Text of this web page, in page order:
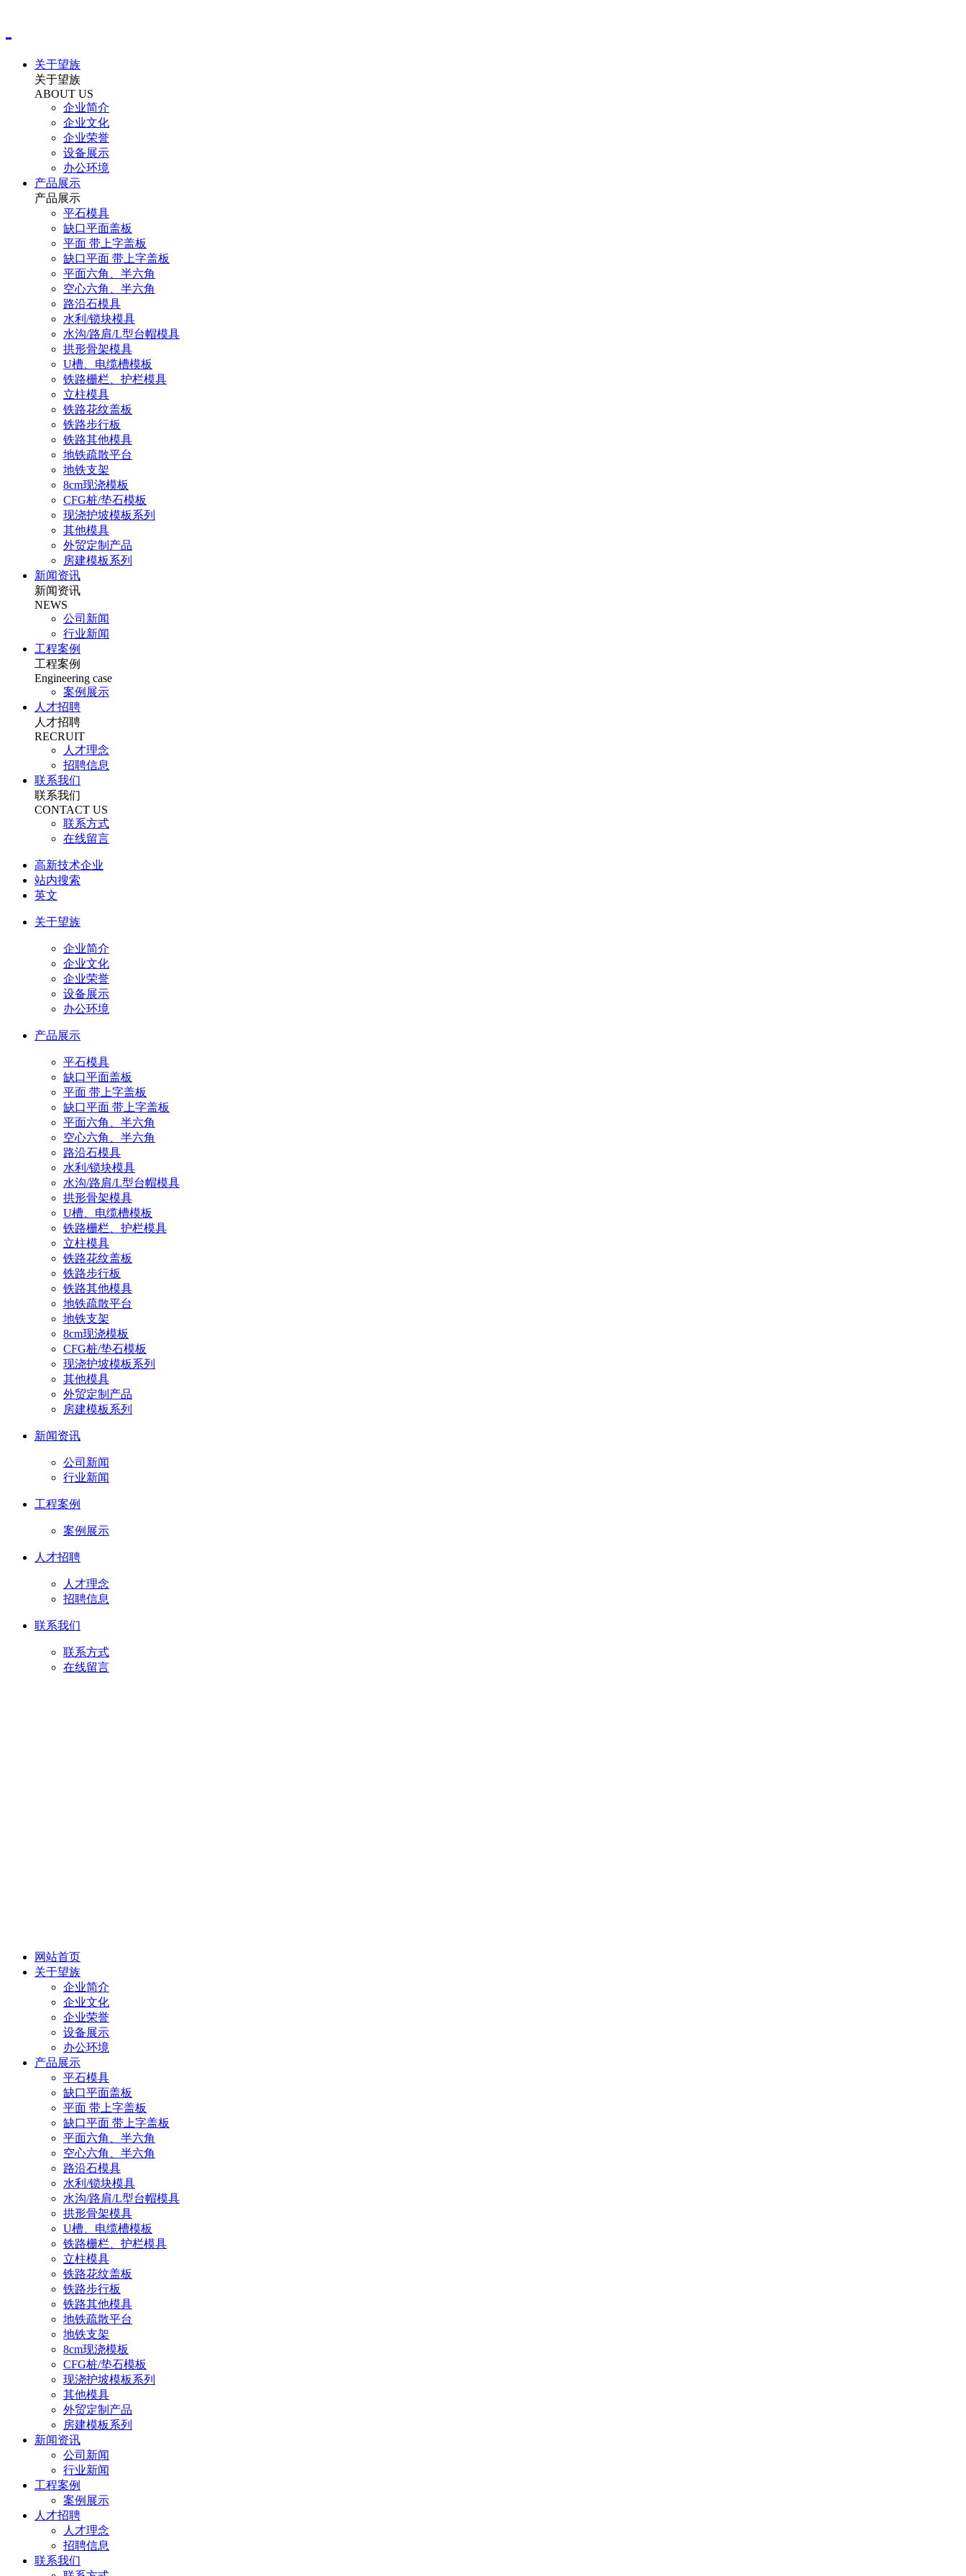
关于望族
关于望族
ABOUT US
企业简介
企业文化
企业荣誉
设备展示
办公环境
产品展示
产品展示
平石模具
缺口平面盖板
平面 带上字盖板
缺口平面 带上字盖板
平面六角、半六角
空心六角、半六角
路沿石模具
水利/锁块模具
水沟/路肩/L型台帽模具
拱形骨架模具
U槽、电缆槽模板
铁路栅栏、护栏模具
立柱模具
铁路花纹盖板
铁路步行板
铁路其他模具
地铁疏散平台
地铁支架
8cm现浇模板
CFG桩/垫石模板
现浇护坡模板系列
其他模具
外贸定制产品
房建模板系列
新闻资讯
新闻资讯
NEWS
公司新闻
行业新闻
工程案例
工程案例
Engineering case
案例展示
人才招聘
人才招聘
RECRUIT
人才理念
招聘信息
联系我们
联系我们
CONTACT US
联系方式
在线留言
高新技术企业
站内搜索
英文
关于望族
企业简介
企业文化
企业荣誉
设备展示
办公环境
产品展示
平石模具
缺口平面盖板
平面 带上字盖板
缺口平面 带上字盖板
平面六角、半六角
空心六角、半六角
路沿石模具
水利/锁块模具
水沟/路肩/L型台帽模具
拱形骨架模具
U槽、电缆槽模板
铁路栅栏、护栏模具
立柱模具
铁路花纹盖板
铁路步行板
铁路其他模具
地铁疏散平台
地铁支架
8cm现浇模板
CFG桩/垫石模板
现浇护坡模板系列
其他模具
外贸定制产品
房建模板系列
新闻资讯
公司新闻
行业新闻
工程案例
案例展示
人才招聘
人才理念
招聘信息
联系我们
联系方式
在线留言
网站首页
关于望族
企业简介
企业文化
企业荣誉
设备展示
办公环境
产品展示
平石模具
缺口平面盖板
平面 带上字盖板
缺口平面 带上字盖板
平面六角、半六角
空心六角、半六角
路沿石模具
水利/锁块模具
水沟/路肩/L型台帽模具
拱形骨架模具
U槽、电缆槽模板
铁路栅栏、护栏模具
立柱模具
铁路花纹盖板
铁路步行板
铁路其他模具
地铁疏散平台
地铁支架
8cm现浇模板
CFG桩/垫石模板
现浇护坡模板系列
其他模具
外贸定制产品
房建模板系列
新闻资讯
公司新闻
行业新闻
工程案例
案例展示
人才招聘
人才理念
招聘信息
联系我们